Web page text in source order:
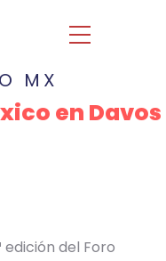
MX
en Davos
del Foro